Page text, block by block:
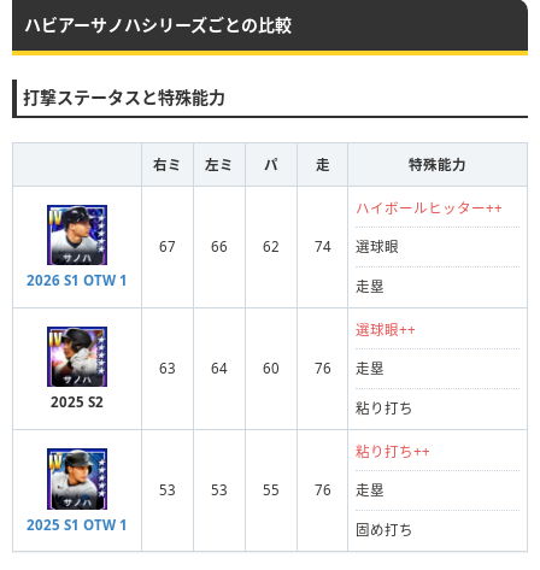
ハビアーサノハシリーズごとの比較
打撃ステータスと特殊能力
右ミ 左ミ パ 走 特殊能力
2026 S1 OTW 1
67 66 62 74
ハイボールヒッター++
選球眼
走塁
2025 S2
63 64 60 76
選球眼++
走塁
粘り打ち
2025 S1 OTW 1
53 53 55 76
粘り打ち++
走塁
固め打ち